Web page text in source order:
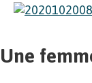
Une